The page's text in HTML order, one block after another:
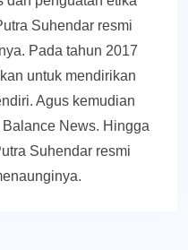
Suhendar resmi
Pada tahun 2017
untuk mendirikan
Agus kemudian
News. Hingga
Suhendar resmi